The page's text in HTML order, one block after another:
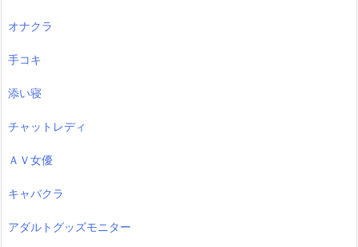
オナクラ
手コキ
添い寝
チャットレディ
ＡＶ女優
キャバクラ
アダルトグッズモニター